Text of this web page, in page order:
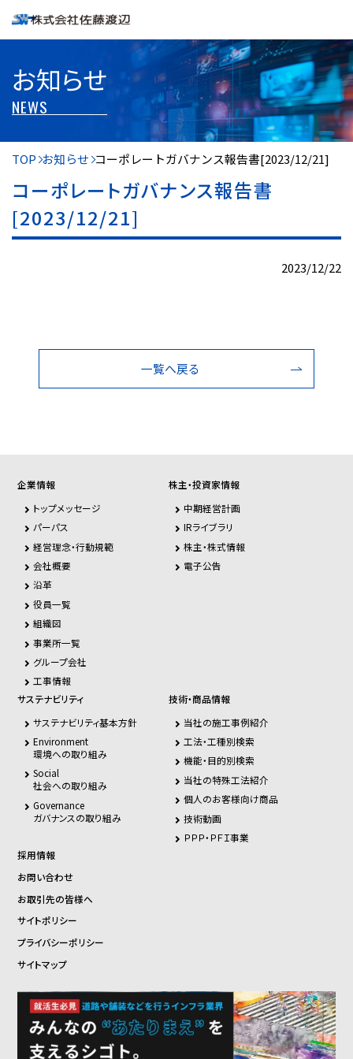
お知らせ
NEWS
TOP お知らせ コーポレートガバナンス報告書[2023/12/21]
コーポレートガバナンス報告書
[2023/12/21]
2023/12/22
一覧へ戻る
企業情報
トップメッセージ
パーパス
経営理念・行動規範
会社概要
沿革
役員一覧
組織図
事業所一覧
グループ会社
工事情報
株主・投資家情報
中期経営計画
IRライブラリ
株主・株式情報
電子公告
サステナビリティ
サステナビリティ基本方針
Environment
環境への取り組み
Social
社会への取り組み
Governance
ガバナンスの取り組み
技術・商品情報
当社の施工事例紹介
工法・工種別検索
機能・目的別検索
当社の特殊工法紹介
個人のお客様向け商品
技術動画
ＰＰＰ・ＰＦＩ事業
採用情報
お問い合わせ
お取引先の皆様へ
サイトポリシー
プライバシーポリシー
サイトマップ